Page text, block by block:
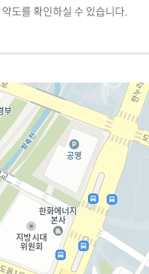
도를 확인하실 수 있습니다.